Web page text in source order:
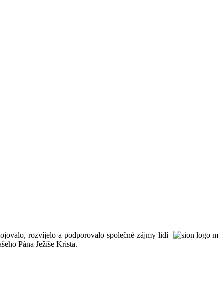
rozvíjelo a podporovalo společné zájmy lidí
Pána Ježíše Krista.